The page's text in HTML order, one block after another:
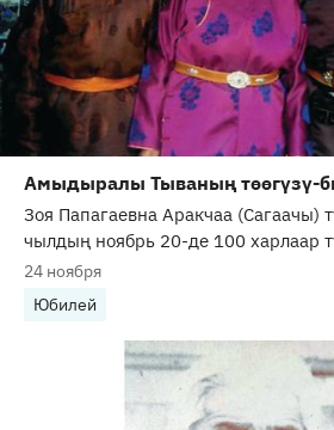
Амыдыралы Тываның төөгүзү-
Зоя Папагаевна Аракчаа (Сагаачы)
чылдың ноябрь 20-де 100 харлаар
24 ноября
Юбилей